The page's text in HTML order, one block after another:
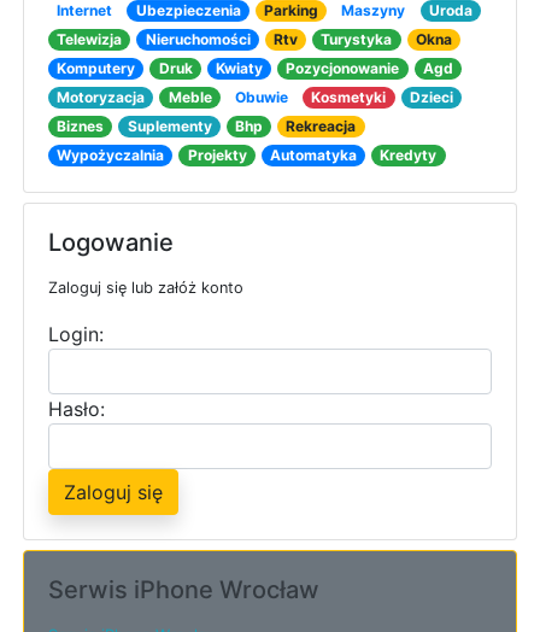
Internet
Ubezpieczenia Parking Maszyny
Uroda
Telewizja
Nieruchomości Rtv Turystyka
Okna
Komputery
Druk Kwiaty Pozycjonowanie
Agd
Motoryzacja
Meble Obuwie Kosmetyki
Dzieci
Biznes
Suplementy Bhp
Rekreacja
Wypożyczalnia
Projekty Automatyka Kredyty
Logowanie
Zaloguj się lub załóż konto
Login:
Hasło:
Zaloguj się
Serwis iPhone Wrocław